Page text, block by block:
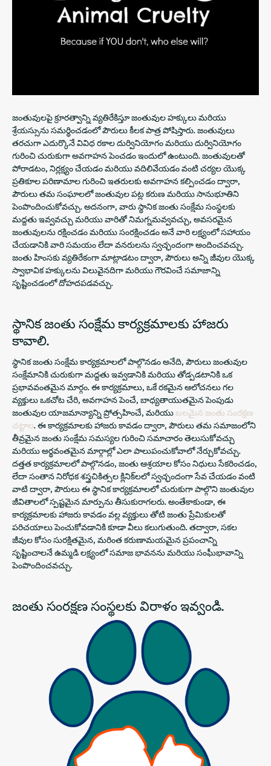
జంతువులపై క్రూరత్వాన్ని వ్యతిరేకిస్తూ జంతువుల హక్కులు మరియు
శ్రేయస్సును సమర్థించడంలో పౌరులు కీలక పాత్ర పోషిస్తారు. జంతువులు
తరచుగా ఎదుర్కొనే వివిధ రకాల దుర్వినియోగం మరియు దుర్వినియోగం
గురించి చురుకుగా అవగాహన పెంచడం ఇందులో ఉంటుంది. జంతువులతో
పోరాడటం, నిర్లక్ష్యం చేయడం మరియు వదిలివేయడం వంటి చర్యల యొక్క
ప్రతికూల పరిణామాల గురించి ఇతరులకు అవగాహన కల్పించడం ద్వారా,
పౌరులు తమ సంఘాలలో జంతువుల పట్ల కరుణ మరియు సానుభూతిని
పెంపొందించుకోవచ్చు. అదనంగా, వారు స్థానిక జంతు సంక్షేమ సంస్థలకు
మద్దతు ఇవ్వవచ్చు మరియు వారితో నిమగ్నమవ్వవచ్చు, అవసరమైన
జంతువులను రక్షించడం మరియు సంరక్షించడం అనే వారి లక్ష్యంలో సహాయం
చేయడానికి వారి సమయం లేదా వనరులను స్వచ్ఛందంగా అందించవచ్చు.
జంతు హింసకు వ్యతిరేకంగా మాట్లాడటం ద్వారా, పౌరులు అన్ని జీవుల యొక్క
స్వాభావిక హక్కులను విలువైనదిగా మరియు గౌరవించే సమాజాన్ని
సృష్టించడంలో దోహదపడవచ్చు.
స్థానిక జంతు సంక్షేమ కార్యక్రమాలకు హాజరు
కావాలి.
స్థానిక జంతు సంక్షేమ కార్యక్రమాలలో పాల్గొనడం అనేది, పౌరులు జంతువుల
సంక్షేమానికి చురుకుగా మద్దతు ఇవ్వడానికి మరియు తోడ్పడటానికి ఒక
ప్రభావవంతమైన మార్గం. ఈ కార్యక్రమాలు, ఒకే రకమైన ఆలోచనలు గల
వ్యక్తులు ఒకచోట చేరి, అవగాహన పెంచే, బాధ్యతాయుతమైన పెంపుడు
జంతువుల యాజమాన్యాన్ని ప్రోత్సహించే, మరియు బలమైన జంతు సంరక్షణ
చట్టాల. ఈ కార్యక్రమాలకు హాజరు కావడం ద్వారా, పౌరులు తమ సమాజంలోని
తీవ్రమైన జంతు సంక్షేమ సమస్యల గురించి సమాచారం తెలుసుకోవచ్చు
మరియు అర్థవంతమైన మార్గాల్లో ఎలా పాలుపంచుకోవాలో నేర్చుకోవచ్చు.
దత్తత కార్యక్రమాలలో పాల్గొనడం, జంతు ఆశ్రయాల కోసం నిధులు సేకరించడం,
లేదా సంతాన నిరోధక శస్త్రచికిత్సల క్లినిక్‌లలో స్వచ్ఛందంగా సేవ చేయడం వంటి
వాటి ద్వారా, పౌరులు ఈ స్థానిక కార్యక్రమాలలో చురుకుగా పాల్గొని జంతువుల
జీవితాలలో స్పష్టమైన మార్పును తీసుకురాగలరు. అంతేకాకుండా, ఈ
కార్యక్రమాలకు హాజరు కావడం వల్ల వ్యక్తులు తోటి జంతు ప్రేమికులతో
పరిచయాలు పెంచుకోవడానికి కూడా వీలు కలుగుతుంది. తద్వారా, సకల
జీవుల కోసం సురక్షితమైన, మరింత కరుణామయమైన ప్రపంచాన్ని
సృష్టించాలనే ఉమ్మడి లక్ష్యంలో సమాజ భావనను మరియు సంఘీభావాన్ని
పెంపొందించవచ్చు.
జంతు సంరక్షణ సంస్థలకు విరాళం ఇవ్వండి.